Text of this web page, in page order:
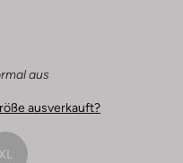
aus
ausverkauft?
XL